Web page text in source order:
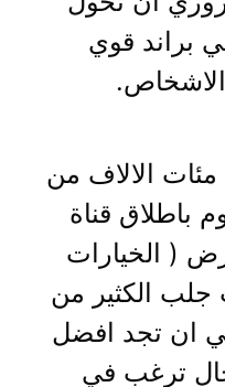
براند قوي
مئات الالاف من
باطلاق قناة
( الخيارات
جلب الكثير من
ان تجد افضل
ترغب في